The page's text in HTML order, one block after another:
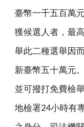
臺幣一千五百萬
獲候選人者，最
舉此二種選舉因
新臺幣五十萬元
並可撥打免費檢
地檢署24小時有